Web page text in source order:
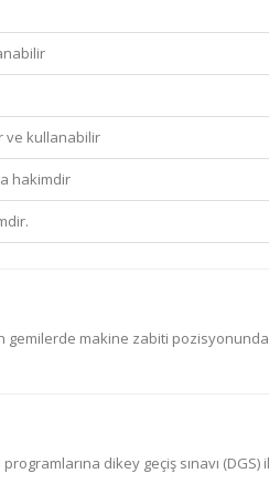
ve kullanabilir
hakimdir
gemilerde makine zabiti
dikey geçiş sınavı (DGS)